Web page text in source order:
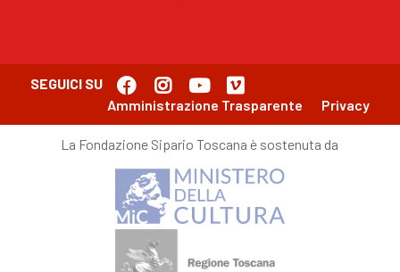
SEGUICI SU
Amministrazione Trasparente
Privacy
La Fondazione Sipario Toscana è sostenuta da